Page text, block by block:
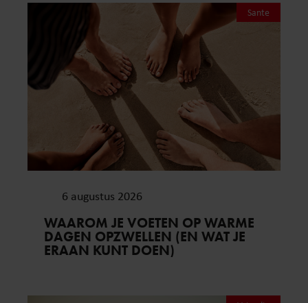
Sante
6 augustus 2026
WAAROM JE VOETEN OP WARME
DAGEN OPZWELLEN (EN WAT JE
ERAAN KUNT DOEN)